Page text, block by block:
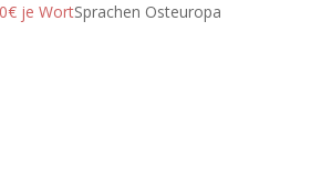
je WortSprachen Osteuropa